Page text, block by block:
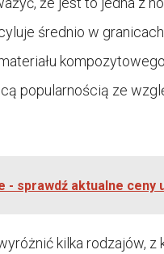
średnio w granicach
popularnością ze
sprawdź aktualne ceny
kilka rodzajów, z